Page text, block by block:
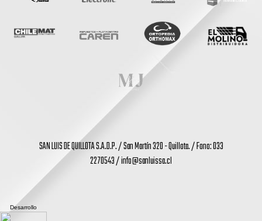
SAN LUIS DE QUILLOTA S.A.D.P. / San Martín 320 - Quillota. / Fono: 033
2270543 /info@sanluissa.cl
Desarrollo